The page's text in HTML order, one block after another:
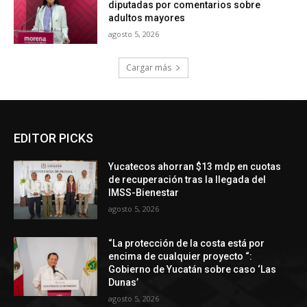
diputadas por comentarios sobre
adultos mayores
agosto 5, 2026
Cargar más
EDITOR PICKS
Yucatecos ahorran $13 mdp en cuotas
de recuperación tras la llegada del
IMSS-Bienestar
agosto 5, 2026
“La protección de la costa está por
encima de cualquier proyecto “:
Gobierno de Yucatán sobre caso ‘Las
Dunas’
agosto 5, 2026